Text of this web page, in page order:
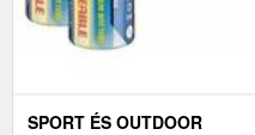
SPORT ÉS OUTDOOR